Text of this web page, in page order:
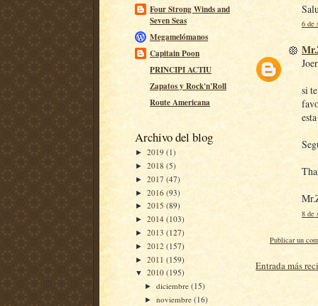
Four Strong Winds and
Seven Seas
Megamelómanos
Capitain Poon
PRINCIPI ACTIU
Zapatos y Rock'n'Roll
Route Americana
Archivo del blog
► 2019 (1)
► 2018 (5)
► 2017 (47)
► 2016 (93)
► 2015 (89)
► 2014 (103)
► 2013 (127)
► 2012 (157)
► 2011 (159)
▼ 2010 (195)
►diciembre(15)
►noviembre(16)
6 de
si
8 de
Publicar un
Entrada más